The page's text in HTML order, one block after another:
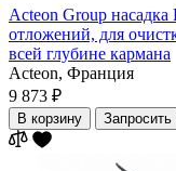
Acteon Group
отложений, для
всей глубине кармана
Acteon, Франция
9 873 ₽
В корзину Запросить